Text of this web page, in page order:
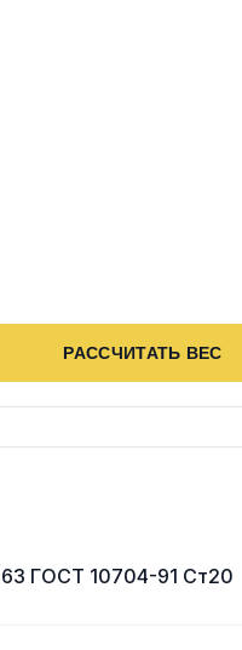
РАССЧИТАТЬ ВЕС
ГОСТ 10704-91 Ст20